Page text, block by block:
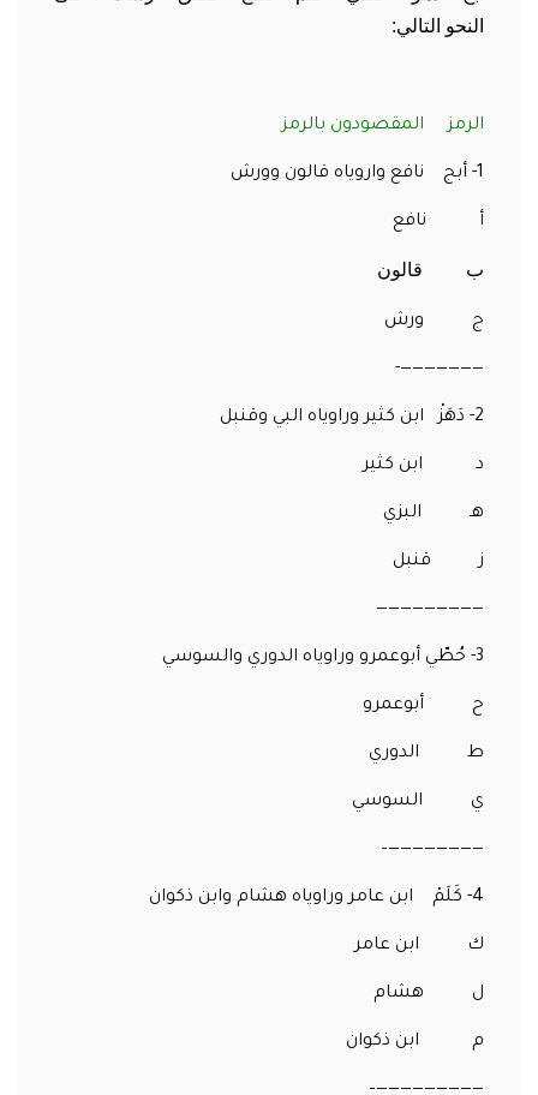
النحو التالي:
الرمز المقصودون بالرمز
1- أبج نافع واروياه قالون وورش
أ نافع
ب قالون
ج ورش
———————-
2- دَهَزْ ابن كثير وراوياه البي وقنبل
د ابن كثير
هـ البزي
ز قنبل
—————————
3- حُطّي أبوعمرو وراوياه الدوري والسوسي
ح أبوعمرو
ط الدوري
ي السوسي
————————–
4- كَلَمْ ابن عامر وراوياه هشام وابن ذكوان
ك ابن عامر
ل هشام
م ابن ذكوان
—————————–